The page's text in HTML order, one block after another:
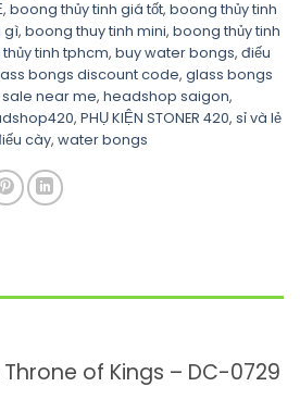
, boong thủy tinh giá tốt, boong thủy tinh
gì, boong thuy tinh mini, boong thủy tinh
tinh tphcm, buy water bongs, điếu
bongs discount code, glass bongs
near me, headshop saigon,
, PHỤ KIỆN STONER 420, sỉ và lẻ
cày, water bongs
of Kings – DC-0729